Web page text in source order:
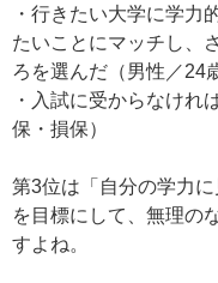
・行きたい大学に学力
たいことにマッチし、
ろを選んだ（男性／24
・入試に受からなけれ
保・損保）
第3位は「自分の学力
を目標にして、無理の
すよね。